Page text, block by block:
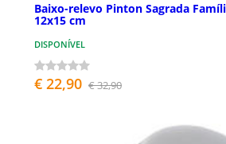
Baixo-relevo Pinton Sagrada
12x15 cm
DISPONÍVEL
€ 22,90 € 32,90